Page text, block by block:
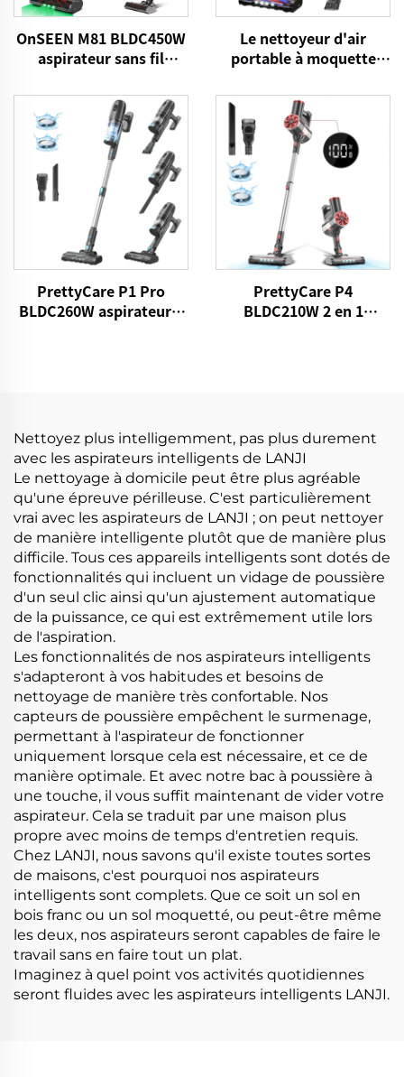
OnSEEN M81 BLDC450W
aspirateur sans fil
Le nettoyeur d'air
portable à moquette
PrettyCare P1 Pro
BLDC260W aspirateur à
PrettyCare P4
BLDC210W 2 en 1
Nettoyez plus intelligemment, pas plus durement
avec les aspirateurs intelligents de LANJI
Le nettoyage à domicile peut être plus agréable
qu'une épreuve périlleuse. C'est particulièrement
vrai avec les aspirateurs de LANJI ; on peut nettoyer
de manière intelligente plutôt que de manière plus
difficile. Tous ces appareils intelligents sont dotés de
fonctionnalités qui incluent un vidage de poussière
d'un seul clic ainsi qu'un ajustement automatique
de la puissance, ce qui est extrêmement utile lors
de l'aspiration.
Les fonctionnalités de nos aspirateurs intelligents
s'adapteront à vos habitudes et besoins de
nettoyage de manière très confortable. Nos
capteurs de poussière empêchent le surmenage,
permettant à l'aspirateur de fonctionner
uniquement lorsque cela est nécessaire, et ce de
manière optimale. Et avec notre bac à poussière à
une touche, il vous suffit maintenant de vider votre
aspirateur. Cela se traduit par une maison plus
propre avec moins de temps d'entretien requis.
Chez LANJI, nous savons qu'il existe toutes sortes
de maisons, c'est pourquoi nos aspirateurs
intelligents sont complets. Que ce soit un sol en
bois franc ou un sol moquetté, ou peut-être même
les deux, nos aspirateurs seront capables de faire le
travail sans en faire tout un plat.
Imaginez à quel point vos activités quotidiennes
seront fluides avec les aspirateurs intelligents LANJI.